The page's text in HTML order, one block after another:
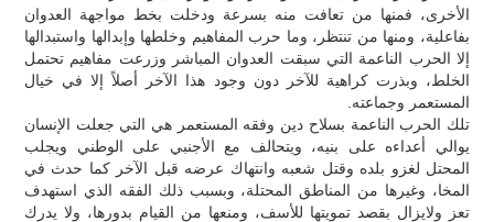
الأخرى، فمنها من تعافت منه بسرعة ودخلت بخط مواجهة العدوان
بفاعلية، ومنها من تنتظر، وما حرب المفاهيم وخلطها وإبدالها واستبدالها
إلا الحرب الناعمة التي سبقت العدوان المباشر وزرعت مفاهيم تحتمل
الخلط، وبذرت كراهية للآخر دون وجود هذا الآخر أصلاً إلا في خيال
المستعمر وجماعته.
تلك الحرب الناعمة بسلاح دين وفقه المستعمر هي التي جعلت الإنسان
يوالي أعداءه على بنيه، ويتحالف مع الأجنبي على الوطني ويجلب
المحتل لغزو بلده وقتل شعبه وانتهاك عرضه قبل الآخر كما حدث في
المخا، وغيرها من المناطق المحتلة، وبسبب ذلك الفقه الذي استهدف
تعز ولايزال بقصد تمويتها للأسف، ومنعها من القيام بدورها، ولا يدرك